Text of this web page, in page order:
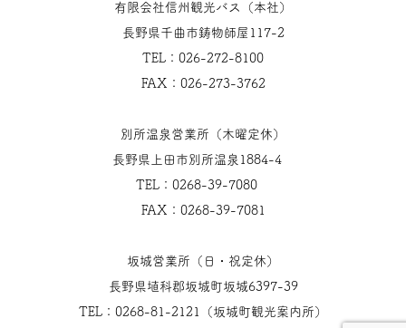
有限会社信州観光バス（本社）
長野県千曲市鋳物師屋117-2
TEL：026-272-8100
FAX：026-273-3762
別所温泉営業所（木曜定休）
長野県上田市別所温泉1884-4
TEL：0268-39-7080
FAX：0268-39-7081
坂城営業所（日・祝定休）
長野県埴科郡坂城町坂城6397-39
TEL：0268-81-2121（坂城町観光案内所）